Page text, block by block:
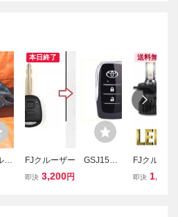
ー
本日終了
FJクルーザー GSJ15W
型 2006－2020 アクセ
即決 3,200円
送料無料
FJクルー
ッドライト
即決 1,980